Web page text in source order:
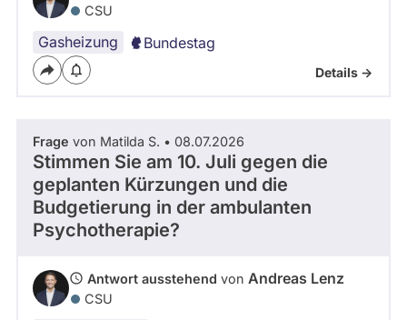
CSU
Gasheizung Bundestag
Details ->
Frage von Matilda S. • 08.07.2026
Stimmen Sie am 10. Juli gegen die
geplanten Kürzungen und die
Budgetierung in der ambulanten
Psychotherapie?
Antwort ausstehend von Andreas Lenz
CSU